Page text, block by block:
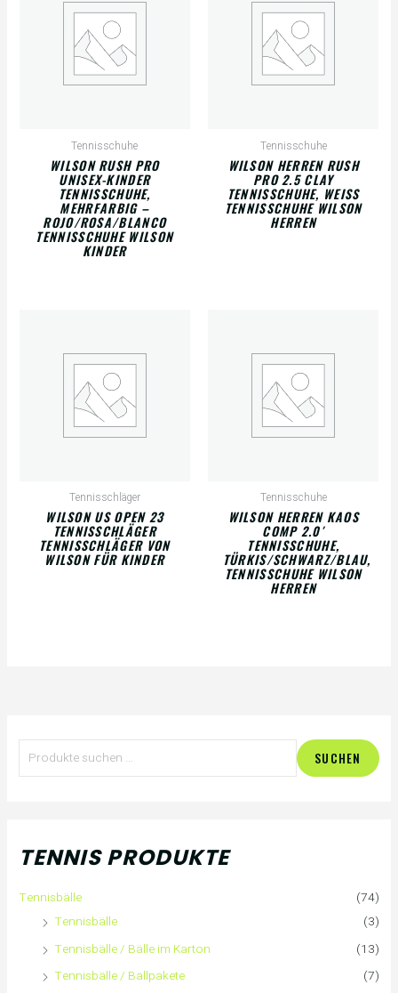
Tennisschuhe
WILSON RUSH PRO
UNISEX-KINDER
TENNISSCHUHE,
MEHRFARBIG –
ROJO/ROSA/BLANCO
TENNISSCHUHE WILSON
KINDER
Tennisschuhe
WILSON HERREN RUSH
PRO 2.5 CLAY
TENNISSCHUHE, WEISS T
ENNISSCHUHE WILSON H
ERREN
Tennisschläger
WILSON US OPEN 23
TENNISSCHLÄGER
TENNISSCHLÄGER VON
WILSON FÜR KINDER
Tennisschuhe
WILSON HERREN KAOS
COMP 2.0′
TENNISSCHUHE,
TÜRKIS/SCHWARZ/BLAU,
TENNISSCHUHE WILSON
HERREN
SUCHEN
TENNIS PRODUKTE
Tennisbälle
(74)
Tennisbälle
(3)
Tennisbälle / Bälle im Karton
(13)
Tennisbälle / Ballpakete
(7)